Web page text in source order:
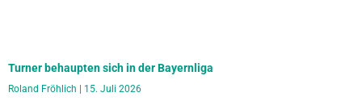
Turner behaupten sich in der Bayernliga
Roland Fröhlich 15. Juli 2026